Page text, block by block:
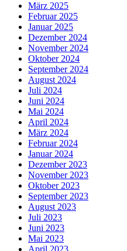
März 2025
Februar 2025
Januar 2025
Dezember 2024
November 2024
Oktober 2024
September 2024
August 2024
Juli 2024
Juni 2024
Mai 2024
April 2024
März 2024
Februar 2024
Januar 2024
Dezember 2023
November 2023
Oktober 2023
September 2023
August 2023
Juli 2023
Juni 2023
Mai 2023
April 2023